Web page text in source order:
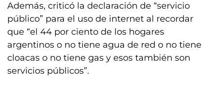
Además, criticó la declaración de “servicio
público” para el uso de internet al recordar
que “el 44 por ciento de los hogares
argentinos o no tiene agua de red o no tiene
cloacas o no tiene gas y esos también son
servicios públicos”.